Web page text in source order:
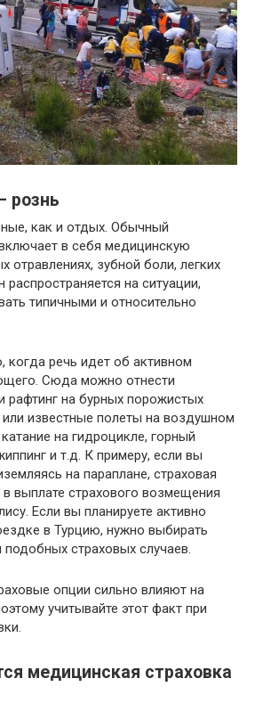
рознь
как и отдых. Обычный
в себя медицинскую
зубной боли, легких
на ситуации,
типичными и относительно
когда речь идет об активном
Сюда можно отнести
рафтинг на бурных порожистых
или известные полеты на воздушном
на гидроцикле, горный
и т.д. К примеру, если вы
на параплане, страховая
выплате страхового возмещения
Если вы планируете активно
в Турцию, нужно выбирать
страховых случаев.
опции сильно влияют на
учитывайте этот факт при
медицинская страховка